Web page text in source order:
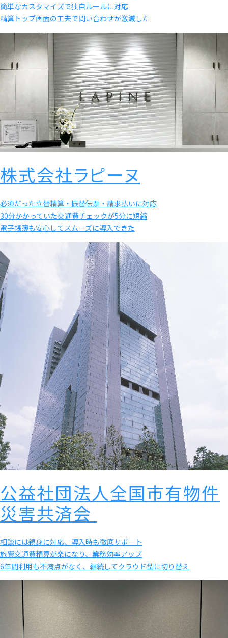
簡単なカスタマイズで独自ルールに対応
精算トップ画面の工夫で問い合わせが激減した
株式会社ラピーヌ
必須だった立替精算・振替伝票・請求払いに対応
30分かかっていた交通費チェックが5分に短縮
電子帳簿も安心してスムーズに導入できた
公益社団法人全国市有物件
災害共済会
相談には親身に対応、導入時も徹底サポート
旅費交通費精算が楽になり、業務効率アップ
6年間利用も不満点がなく、継続してクラウド型に切り替え